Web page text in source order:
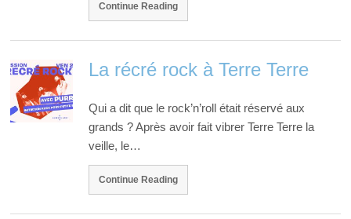
Continue Reading
La récré rock à Terre Terre
Qui a dit que le rock’n’roll était réservé aux
grands ? Après avoir fait vibrer Terre Terre la
veille, le…
Continue Reading